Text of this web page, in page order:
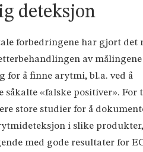
deteksjon
forbedringene har gjort det
av
for å finne arytmi, bl.a. ved å
såkalte «falske positiver». For
store studier for å
i slike
med gode resultater for